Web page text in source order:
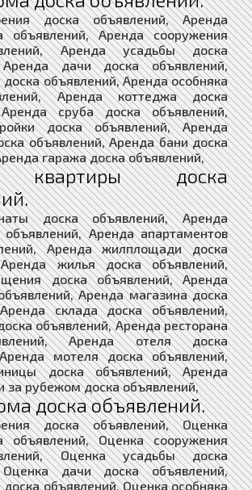
доска объявлений, Аренда
объявлений, Аренда сооружения
Аренда усадьбы доска
Аренда дачи доска объявлений,
объявлений, Аренда особняка
Аренда коттеджа доска
сруба доска объявлений,
доска объявлений, Аренда
объявлений, Аренда бани доска
гаража доска объявлений,
квартиры доска
доска объявлений, Аренда
объявлений, Аренда апартаментов
Аренда жилплощади доска
жилья доска объявлений,
доска объявлений, Аренда
Аренда магазина доска
склада доска объявлений,
объявлений, Аренда ресторана
Аренда отеля доска
мотеля доска объявлений,
доска объявлений, Аренда
за рубежом доска объявлений,
доска объявлений.
доска объявлений, Оценка
объявлений, Оценка сооружения
Оценка усадьбы доска
Оценка дачи доска объявлений,
объявлений, Оценка особняка